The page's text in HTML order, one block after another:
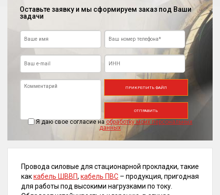
Оставьте заявку и мы сформируем заказ под Ваши
задачи
ПРИКРЕПИТЬ ФАЙЛ
Я даю свое согласие на обработку моих персональных
данных
ОТПРАВИТЬ
Провода силовые для стационарной прокладки, такие
каккабель ШВВП, кабель ПВС – продукция, пригодная
для работы под высокими нагрузками по току.